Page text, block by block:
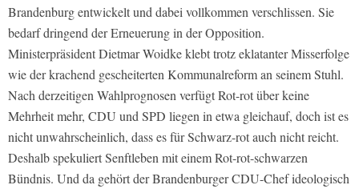
Brandenburg entwickelt und dabei vollkommen verschlissen. Sie
bedarf dringend der Erneuerung in der Opposition.
Ministerpräsident Dietmar Woidke klebt trotz eklatanter Misserfolge
wie der krachend gescheiterten Kommunalreform an seinem Stuhl.
Nach derzeitigen Wahlprognosen verfügt Rot-rot über keine
Mehrheit mehr, CDU und SPD liegen in etwa gleichauf, doch ist es
nicht unwahrscheinlich, dass es für Schwarz-rot auch nicht reicht.
Deshalb spekuliert Senftleben mit einem Rot-rot-schwarzen
Bündnis. Und da gehört der Brandenburger CDU-Chef ideologisch